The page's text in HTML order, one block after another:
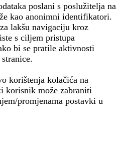
poslani s poslužitelja na
kao anonimni identifikatori.
lakšu navigaciju kroz
s ciljem pristupa
bi se pratile aktivnosti
korištenja kolačića na
korisnik može zabraniti
promjenama postavki u